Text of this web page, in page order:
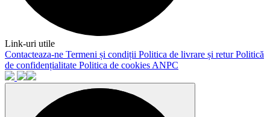
Link-uri utile
Contacteaza-ne Termeni și condiții Politica de livrare și returPolitică
de confidențialitate Politica de cookies ANPC